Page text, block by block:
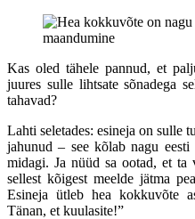
Kas oled tähele pannud, et
juures sulle lihtsate sõnadega
tahavad?
Lahti seletades: esineja on sulle
jahunud – see kõlab nagu
midagi. Ja nüüd sa ootad, et ta
sellest kõigest meelde jätma
Esineja ütleb hea kokkuvõte
Tänan, et kuulasite!”